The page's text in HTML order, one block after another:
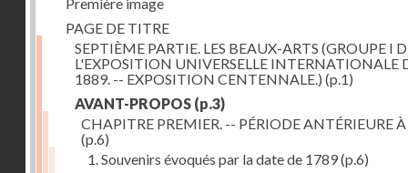
PAGE DE TITRE
SEPTIÈME PARTIE. LES BEAUX-ARTS (GROUPE I
L'EXPOSITION UNIVERSELLE INTERNATIONALE
1889. -- EXPOSITION CENTENNALE.) (p.1)
AVANT-PROPOS (p.3)
CHAPITRE PREMIER. -- PÉRIODE ANTÉRIEURE
(p.6)
1. Souvenirs évoqués par la date de 1789(p.6)